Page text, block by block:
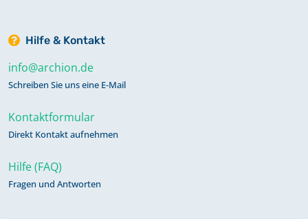
Hilfe & Kontakt
info@archion.de
Schreiben Sie uns eine E-Mail
Kontaktformular
Direkt Kontakt aufnehmen
Hilfe (FAQ)
Fragen und Antworten